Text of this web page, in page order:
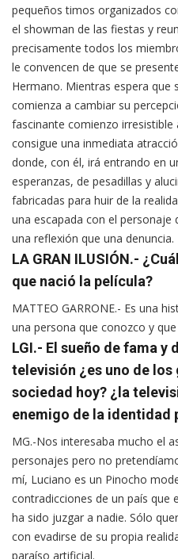
pequeños timos organizados
el showman de las fiestas y
precisamente todos los
le convencen de que se
Hermano. Mientras espera que
comienza a cambiar su
fascinante comienzo irresistible
consigue una inmediata
donde, con él, irá entrando en
esperanzas, de pesadillas y
fabricadas para huir de la
una escapada con el
una reflexión que una denuncia.
LA GRAN ILUSIÓN.-
que nació la película?
MATTEO GARRONE.- Es una
una persona que conozco y
LGI.- El sueño de fama y
televisión ¿es uno de los
sociedad hoy? ¿la
enemigo de la identidad
MG.-Nos interesaba mucho el
personajes pero no
mí, Luciano es un Pinocho
contradicciones de un país que
ha sido juzgar a nadie. Sólo
con evadirse de su propia
paraíso artificial.